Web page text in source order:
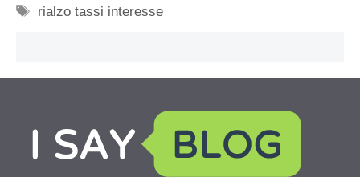
Tag
rialzo tassi interesse